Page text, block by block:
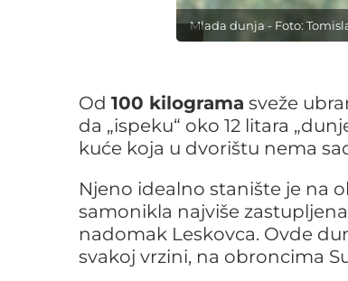
Mlada dunja - Foto:
Od 100 kilograma sveže
da „ispeku“ oko 12 litara
kuće koja u dvorištu nema
Njeno idealno stanište je na
samonikla najviše
nadomak Leskovca. Ovde
svakoj vrzini, na obroncima